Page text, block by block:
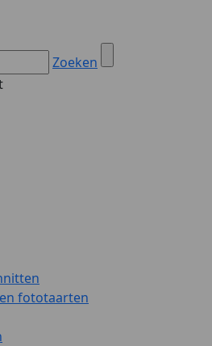
Zoeken
fototaarten